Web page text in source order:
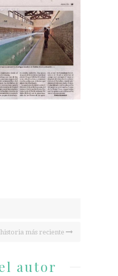
historia más reciente
autor